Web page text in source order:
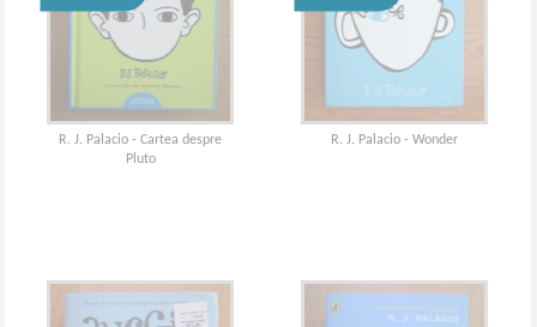
R. J. Palacio - Cartea despre
Pluto
R. J. Palacio - Wonder